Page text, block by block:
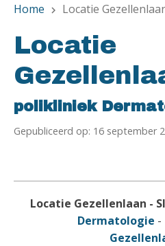
Home chevron_right Locatie
Locatie
polikliniek
Gepubliceerd op: 16 september
Locatie Gezellenlaan -
Dermatologie -